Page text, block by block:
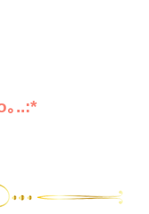
｡..:*